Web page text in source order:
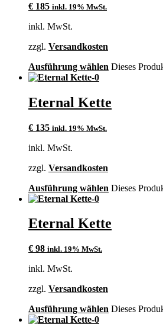
€ 185 inkl. 19% MwSt.
inkl. MwSt.
zzgl. Versandkosten
Ausführung wählen Dieses
Eternal Kette
€ 135 inkl. 19% MwSt.
inkl. MwSt.
zzgl. Versandkosten
Ausführung wählen Dieses
Eternal Kette
€ 98 inkl. 19% MwSt.
inkl. MwSt.
zzgl. Versandkosten
Ausführung wählen Dieses